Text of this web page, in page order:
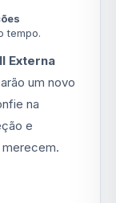
tempo.
Externa
um novo
na
e